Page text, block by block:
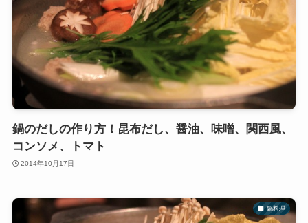
鍋のだしの作り方！昆布だし、醤油、味噌、関西風、
コンソメ、トマト
2014年10月17日
鍋料理